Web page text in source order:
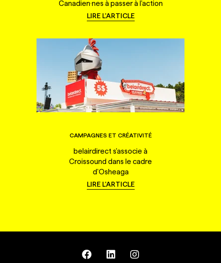
Canadien·nes à passer à l'action
LIRE L'ARTICLE
CAMPAGNES ET CRÉATIVITÉ
belairdirect s'associe à
Croissound dans le cadre
d'Osheaga
LIRE L'ARTICLE